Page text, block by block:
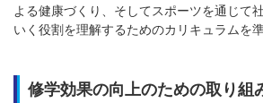
よる健康づくり、そしてスポーツを通じて
いく役割を理解するためのカリキュラムを
修学効果の向上のための取り組